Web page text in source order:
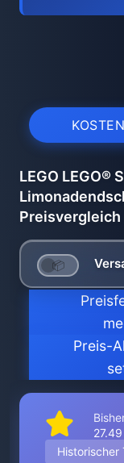
LEGO LEGO®
Preisvergleich
Preis-
Historischer